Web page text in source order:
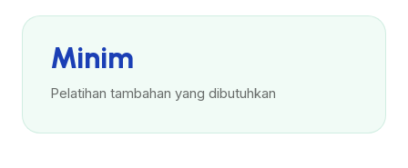
Minim
Pelatihan tambahan yang dibutuhkan